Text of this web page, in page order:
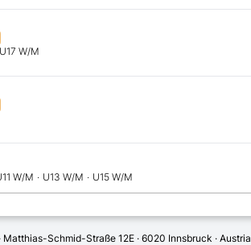
U17 W/M
W/M · U13 W/M · U15 W/M
Schmid-Straße 12E · 6020 Innsbruck · Austria